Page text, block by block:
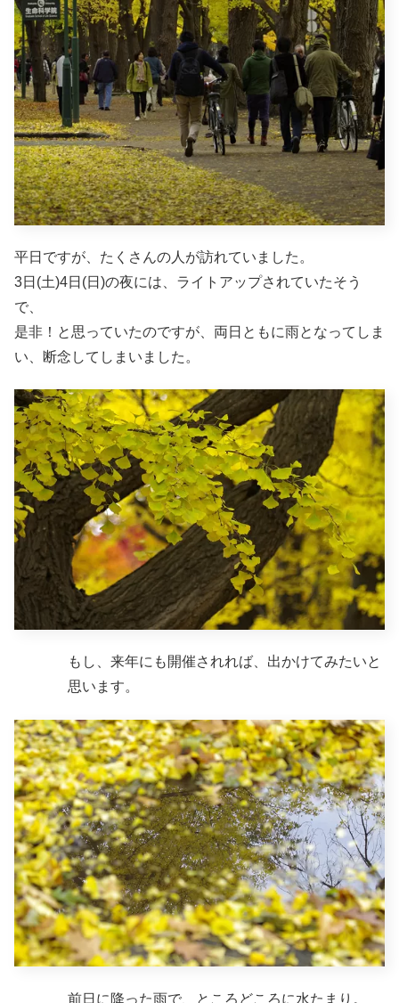
平日ですが、たくさんの人が訪れていました。
3日(土)4日(日)の夜には、ライトアップされていたそう
で、
是非！と思っていたのですが、両日ともに雨となってしま
い、断念してしまいました。
もし、来年にも開催されれば、出かけてみたいと
思います。
前日に降った雨で、ところどころに水たまり。